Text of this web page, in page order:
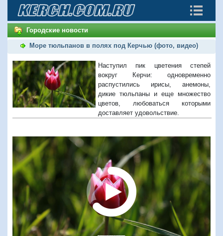
Городские новости
Море тюльпанов в полях под Керчью (фото, видео)
Наступил пик цветения степей
вокруг Керчи: одновременно
распустились ирисы, анемоны,
дикие тюльпаны и еще множество
цветов, любоваться которыми
доставляет удовольствие.